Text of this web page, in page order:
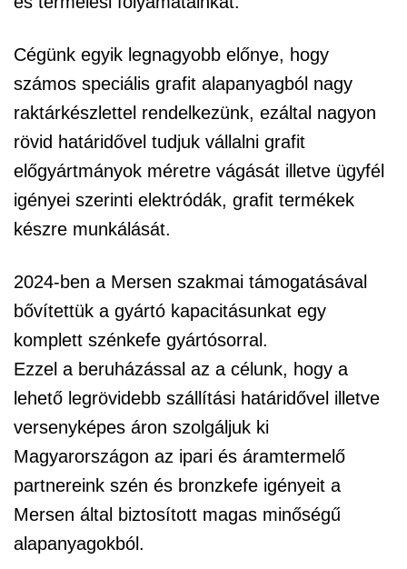
Cégünk egyik legnagyobb előnye, hogy
számos speciális grafit alapanyagból nagy
raktárkészlettel rendelkezünk, ezáltal nagyon
rövid határidővel tudjuk vállalni grafit
előgyártmányok méretre vágását illetve ügyfél
igényei szerinti elektródák, grafit termékek
készre munkálását.
2024-ben a Mersen szakmai támogatásával
bővítettük a gyártó kapacitásunkat egy
komplett szénkefe gyártósorral.
Ezzel a beruházással az a célunk, hogy a
lehető legrövidebb szállítási határidővel illetve
versenyképes áron szolgáljuk ki
Magyarországon az ipari és áramtermelő
partnereink szén és bronzkefe igényeit a
Mersen által biztosított magas minőségű
alapanyagokból.